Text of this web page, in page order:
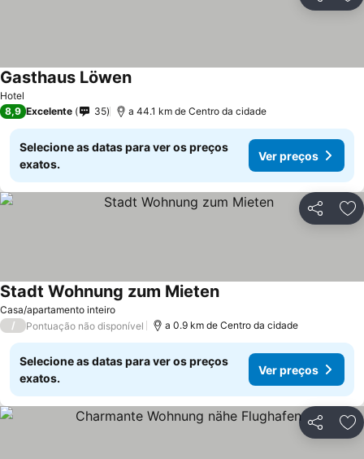
Hotel
Gasthaus Löwen
8,9 Excelente 35 a 44.1 km de Centro da cidade
Selecione as datas para ver os preços
exatos.
Ver preços
Partilhar
Casa/apartamento inteiro
Stadt Wohnung zum Mieten
/ Pontuação não disponível a 0.9 km de Centro da cidade
Selecione as datas para ver os preços
exatos.
Ver preços
Partilhar